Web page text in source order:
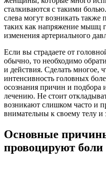
сталкиваются с такими
слева могут возникать
таких как напряжение мышц
изменения артериального
Если вы страдаете от
обычно, то необходимо
и действия. Сделать многое,
интенсивность головных
осознания причин и подбора
лечению. Не стоит
возникают слишком часто и
внимательны к своему телу и
Основные
провоцируют боли